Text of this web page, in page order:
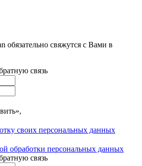
обязательно свяжутся с Вами в
связь
своих персональных данных
обработки персональных данных
связь